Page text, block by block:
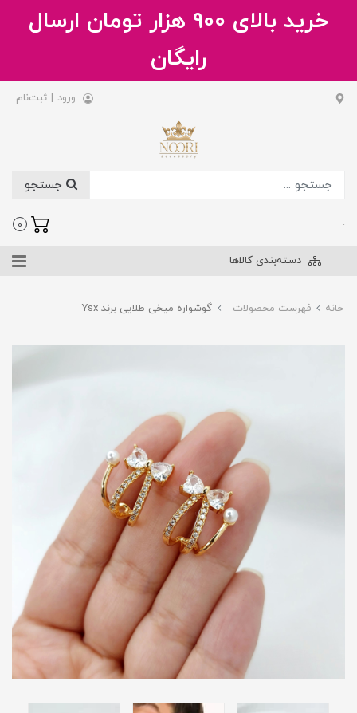
خرید بالای 900 هزار تومان ارسال
رایگان
ورود | ثبت‌نام
.
0
دسته‌بندی کالاها
خانه فهرست محصولات گوشواره میخی طلایی برند Ysx